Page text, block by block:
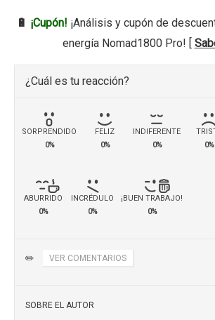
🔋 ¡Cupón! ¡Análisis y cupón de
energía Nomad1800 Pro! [
¿Cuál es tu reacción?
SORPRENDIDO
0%
FELIZ
0%
INDIFERENTE
0%
0%
ABURRIDO
0%
INCRÉDULO
0%
¡BUEN TRABAJO!
0%
✏️ VER COMENTARIOS
SOBRE EL AUTOR